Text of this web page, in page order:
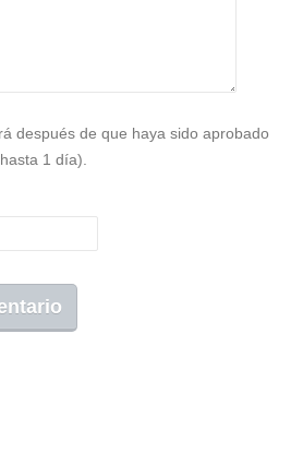
después de que haya sido aprobado
1 día).